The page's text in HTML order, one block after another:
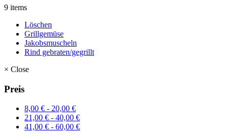
9 items
Löschen
Grillgemüse
Jakobsmuscheln
Rind gebraten/gegrillt
× Close
Preis
8,00 € - 20,00 €
21,00 € - 40,00 €
41,00 € - 60,00 €